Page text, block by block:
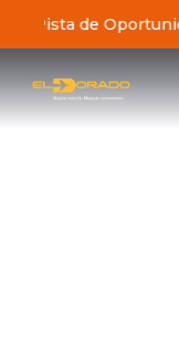
Pista de